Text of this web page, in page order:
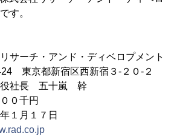
す。
サーチ・アンド・ディベロプメント
東京都新宿区西新宿３-２０-２
役社長 五十嵐 幹
０千円
１月１７日